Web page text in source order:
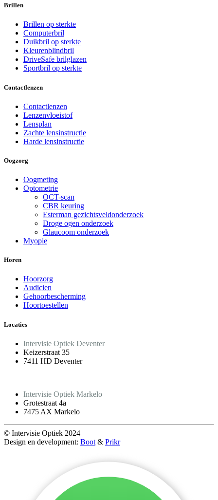
Brillen
Brillen op sterkte
Computerbril
Duikbril op sterkte
Kleurenblindbril
DriveSafe brilglazen
Sportbril op sterkte
Contactlenzen
Contactlenzen
Lenzenvloeistof
Lensplan
Zachte lensinstructie
Harde lensinstructie
Oogzorg
Oogmeting
Optometrie
OCT-scan
CBR keuring
Esterman gezichtsveldonderzoek
Droge ogen onderzoek
Glaucoom onderzoek
Myopie
Horen
Hoorzorg
Audicien
Gehoorbescherming
Hoortoestellen
Locaties
Intervisie Optiek Deventer
Keizerstraat 35
7411 HD Deventer
Intervisie Optiek Markelo
Grotestraat 4a
7475 AX Markelo
© Intervisie Optiek 2024
Design en development: Boot & Prikr